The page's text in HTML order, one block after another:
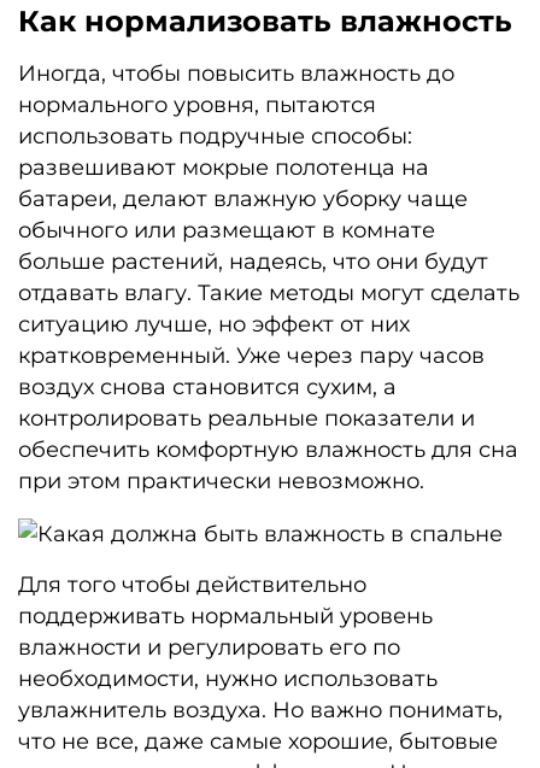
Как нормализовать влажность
Иногда, чтобы повысить влажность до
нормального уровня, пытаются
использовать подручные способы:
развешивают мокрые полотенца на
батареи, делают влажную уборку чаще
обычного или размещают в комнате
больше растений, надеясь, что они будут
отдавать влагу. Такие методы могут сделать
ситуацию лучше, но эффект от них
кратковременный. Уже через пару часов
воздух снова становится сухим, а
контролировать реальные показатели и
обеспечить комфортную влажность для сна
при этом практически невозможно.
Для того чтобы действительно
поддерживать нормальный уровень
влажности и регулировать его по
необходимости, нужно использовать
увлажнитель воздуха. Но важно понимать,
что не все, даже самые хорошие, бытовые